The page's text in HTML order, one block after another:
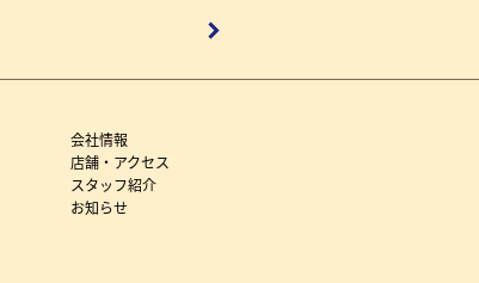
会社情報
店舗・アクセス
スタッフ紹介
お知らせ